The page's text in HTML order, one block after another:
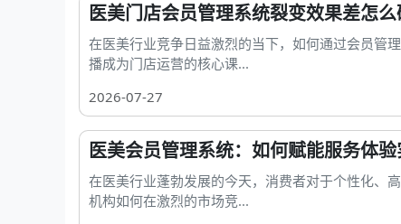
医美门店会员管理系统裂变效果差怎
在医美行业竞争日益激烈的当下，如何通过会员管
播成为门店运营的核心课...
2026-07-27
医美会员管理系统：如何赋能服务体验
在医美行业蓬勃发展的今天，消费者对于个性化、
机构如何在激烈的市场竞...